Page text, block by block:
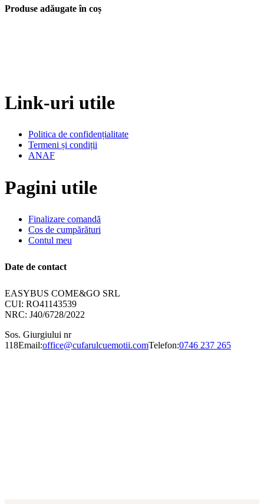
Produse adăugate în coș
Link-uri utile
Politica de confidențialitate
Termeni și condiții
ANAF
Pagini utile
Finalizare comandă
Cos de cumpărături
Contul meu
Date de contact
EASYBUS COME&GO SRL
CUI: RO41143539
NRC: J40/6728/2022
Sos. Giurgiului nr
118Email:office@cufarulcuemotii.comTelefon:0746 237 265